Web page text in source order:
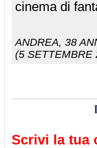
cinema di
ANDREA, 38
(5 SETTEMBRE
Scrivi la tua